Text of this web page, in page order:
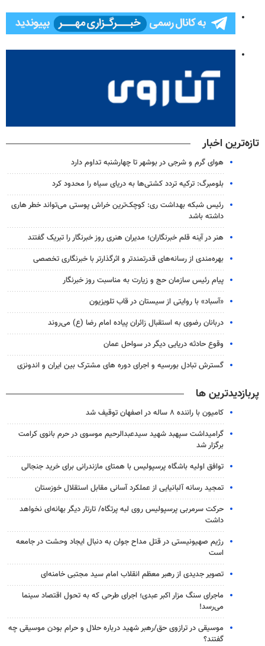
تازه‌ترین اخبار
هوای گرم و شرجی در بوشهر تا چهارشنبه تداوم دارد
بلومبرگ: ترکیه تردد کشتی‌ها به دریای سیاه را محدود کرد
رئیس شبکه بهداشت ری: کوچک‌ترین خراش پوستی می‌تواند خطر هاری
داشته باشد
هنر در آینه قلم خبرنگاران؛ مدیران هنری روز خبرنگار را تبریک گفتند
بهره‌مندی از رسانه‌های قدرتمندتر و اثرگذارتر با خبرنگاری تخصصی
پیام رئیس سازمان حج و زیارت به مناسبت روز خبرنگار
«آسباد» با روایتی از سیستان در قاب تلویزیون
دربانان رضوی به استقبال زائران پیاده امام رضا (ع) می‌روند
وقوع حادثه دریایی دیگر در سواحل عمان
گسترش تبادل بورسیه و اجرای دوره های مشترک بین ایران و اندونزی
پربازدیدترین ها
کامیون با راننده ۸ ساله در اصفهان توقیف شد
گرامیداشت سپهبد شهید سیدعبدالرحیم موسوی در حرم بانوی کرامت
برگزار شد
توافق اولیه باشگاه پرسپولیس با همتای مازندرانی برای خرید جنجالی
تمجید رسانه آلبانیایی از عملکرد آسانی مقابل استقلال خوزستان
حرکت سرمربی پرسپولیس روی لبه پرتگاه/ تارتار دیگر بهانه‌ای نخواهد
داشت
رژیم صهیونیستی در قتل مداح جوان به دنبال ایجاد وحشت در جامعه
است
تصویر جدیدی از رهبر معظم انقلاب امام سید مجتبی خامنه‌ای
ماجرای سنگ مزار اکبر عبدی؛ اجرای طرحی که به تحول اقتصاد سینما
می‌رسد!
موسیقی در ترازوی حق/رهبر شهید درباره حلال و حرام بودن موسیقی چه
گفتند؟